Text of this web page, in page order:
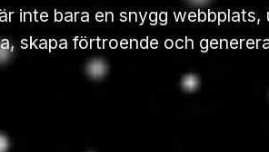
inte bara en snygg
skapa förtroende och